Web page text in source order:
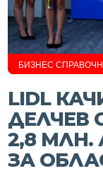
БИЗНЕС
LIDL
ДЕЛЧЕВ
2,8 МЛН.
ЗА